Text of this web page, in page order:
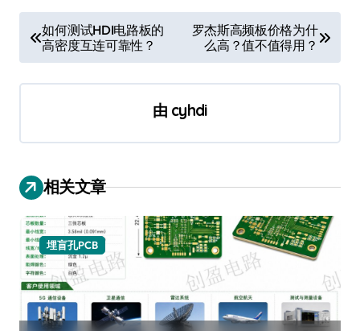
章
导
如何测试HDI电路板的
高密度互连可靠性？
罗杰斯高频板价格为什
么高？值不值得用？
由 cyhdi
相关文章
埋盲孔PCB